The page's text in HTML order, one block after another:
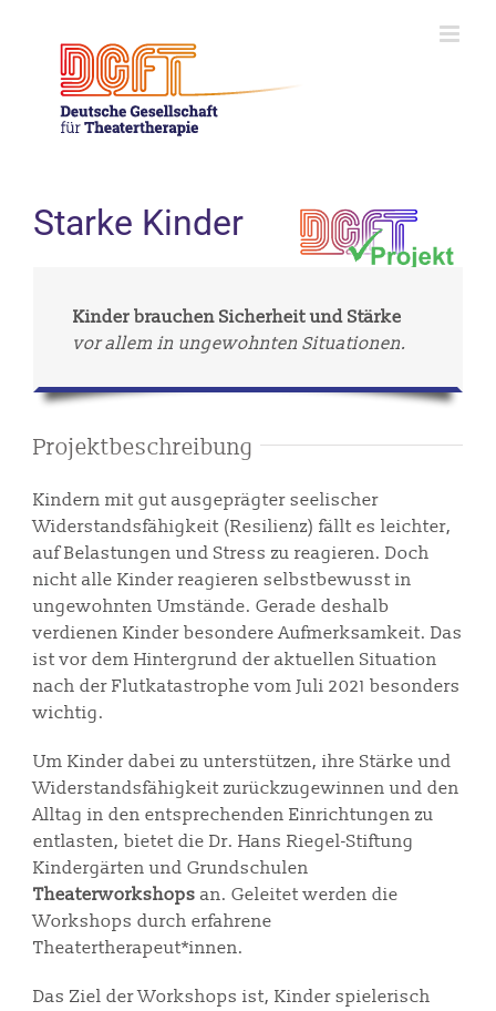
content
Starke Kinder
Kinder brauchen Sicherheit und Stärke
vor allem in ungewohnten Situationen.
Projektbeschreibung
Kindern mit gut ausgeprägter seelischer
Widerstandsfähigkeit (Resilienz) fällt es leichter,
auf Belastungen und Stress zu reagieren. Doch
nicht alle Kinder reagieren selbstbewusst in
ungewohnten Umstände. Gerade deshalb
verdienen Kinder besondere Aufmerksamkeit. Das
ist vor dem Hintergrund der aktuellen Situation
nach der Flutkatastrophe vom Juli 2021 besonders
wichtig.
Um Kinder dabei zu unterstützen, ihre Stärke und
Widerstandsfähigkeit zurückzugewinnen und den
Alltag in den entsprechenden Einrichtungen zu
entlasten, bietet die Dr. Hans Riegel-Stiftung
Kindergärten und Grundschulen
Theaterworkshops an. Geleitet werden die
Workshops durch erfahrene
Theatertherapeut*innen.
Das Ziel der Workshops ist, Kinder spielerisch